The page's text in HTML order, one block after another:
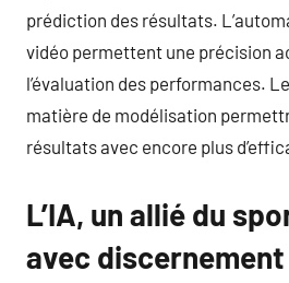
prédiction des résultats.
vidéo permettent une précision
l’évaluation des performances.
matière de modélisation
résultats avec encore plus
L’IA, un allié du
avec discernement